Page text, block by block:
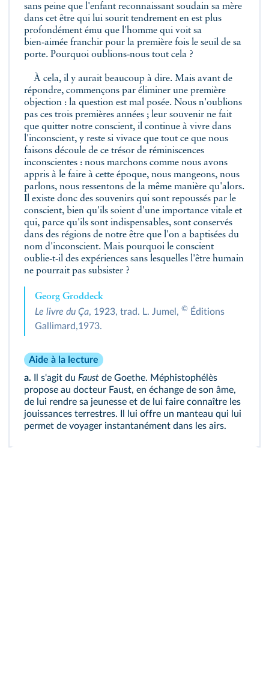
sans peine que l'enfant reconnaissant soudain sa mère
dans cet être qui lui sourit tendrement en est plus
profondément ému que l'homme qui voit sa
bien‑aimée franchir pour la première fois le seuil de sa
porte. Pourquoi oublions‑nous tout cela ?
À cela, il y aurait beaucoup à dire. Mais avant de
répondre, commençons par éliminer une première
objection : la question est mal posée. Nous n'oublions
pas ces trois premières années ; leur souvenir ne fait
que quitter notre conscient, il continue à vivre dans
l'inconscient, y reste si vivace que tout ce que nous
faisons découle de ce trésor de réminiscences
inconscientes : nous marchons comme nous avons
appris à le faire à cette époque, nous mangeons, nous
parlons, nous ressentons de la même manière qu'alors.
Il existe donc des souvenirs qui sont repoussés par le
conscient, bien qu'ils soient d'une importance vitale et
qui, parce qu'ils sont indispensables, sont conservés
dans des régions de notre être que l'on a baptisées du
nom d'inconscient. Mais pourquoi le conscient
oublie‑t‑il des expériences sans lesquelles l'être humain
ne pourrait pas subsister ?
Georg Groddeck
Le livre du Ça, 1923, trad. L. Jumel, © Éditions
Gallimard,1973.
Aide à la lecture
a.
Il s'agit du Faust de Goethe. Méphistophélès
propose au docteur Faust, en échange de son âme,
de lui rendre sa jeunesse et de lui faire connaître les
jouissances terrestres. Il lui offre un manteau qui lui
permet de voyager instantanément dans les airs.